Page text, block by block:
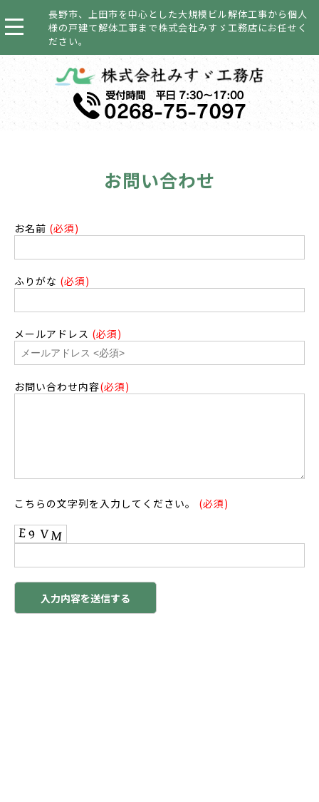
長野市、上田市を中心とした大規模ビル解体工事から個人
様の戸建て解体工事まで株式会社みすゞ工務店にお任せく
ださい。
お問い合わせ
お名前 (必須)
ふりがな (必須)
メールアドレス (必須)
お問い合わせ内容(必須)
こちらの文字列を入力してください。 (必須)